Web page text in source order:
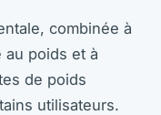
combinée à
poids et à
de poids
utilisateurs.